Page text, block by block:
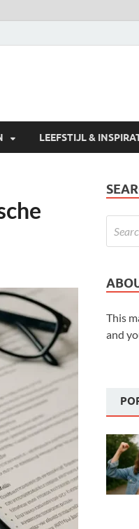
LEEFSTIJL &
This
and